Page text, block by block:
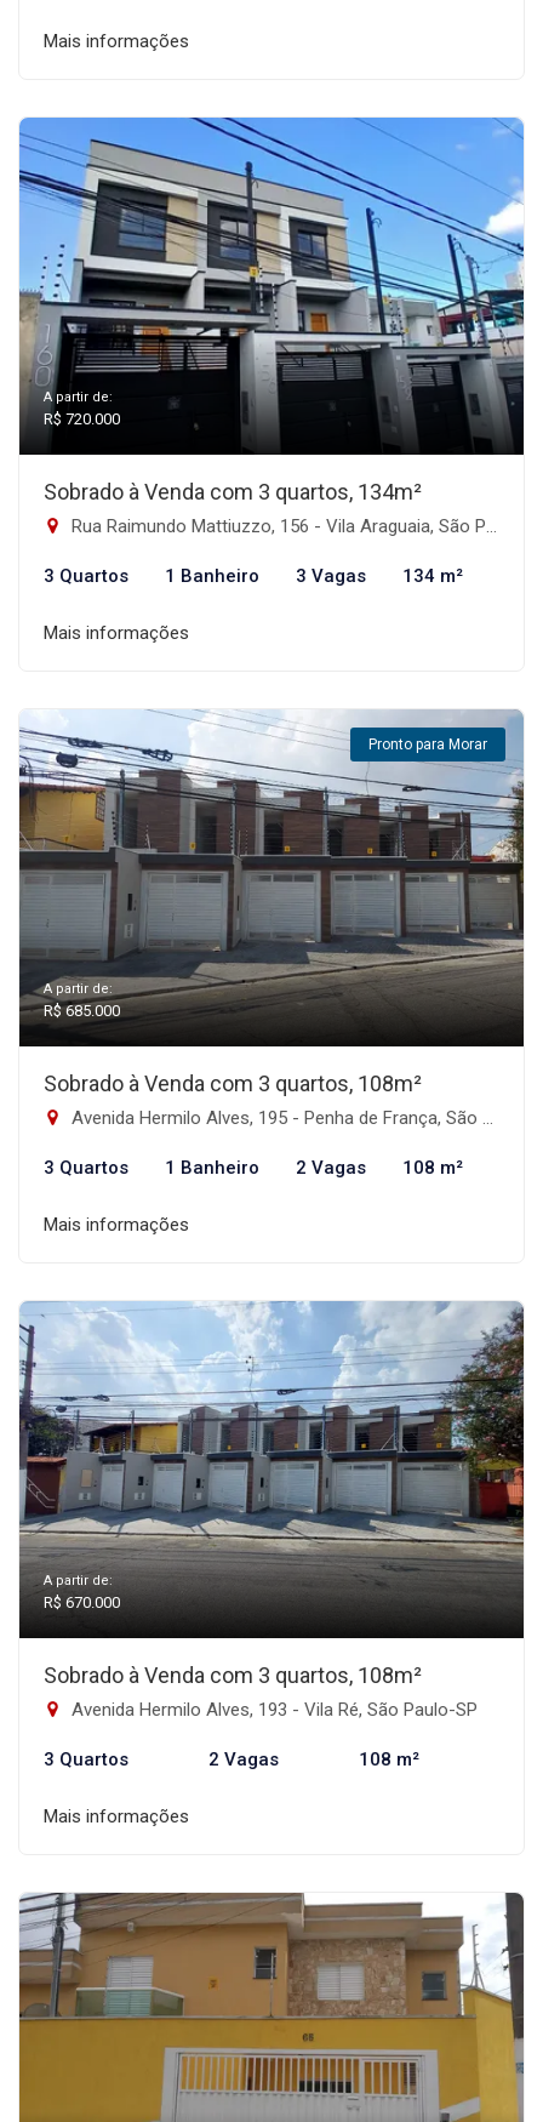
Mais informações
A partir de:
R$ 720.000
Sobrado à Venda com 3 quartos, 134m²
Rua Raimundo Mattiuzzo, 156 - Vila Araguaia, São Paulo-SP
3 Quartos 1 Banheiro 3 Vagas 134 m²
Mais informações
Pronto para Morar
A partir de:
R$ 685.000
Sobrado à Venda com 3 quartos, 108m²
Avenida Hermilo Alves, 195 - Penha de França, São Paulo-SP
3 Quartos 1 Banheiro 2 Vagas 108 m²
Mais informações
A partir de:
R$ 670.000
Sobrado à Venda com 3 quartos, 108m²
Avenida Hermilo Alves, 193 - Vila Ré, São Paulo-SP
3 Quartos 2 Vagas 108 m²
Mais informações